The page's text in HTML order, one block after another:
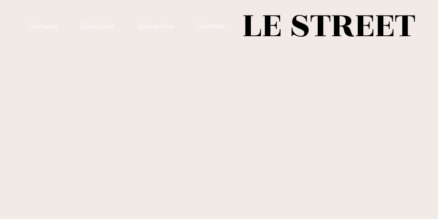
Compre Coleções Sobre nós Contato LE STREET